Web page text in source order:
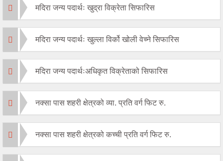
मदिरा जन्य पदार्थः खुद्रा विक्रेता सिफारिस
मदिरा जन्य पदार्थः खुल्ला विर्को खोली वेच्ने सिफारिस
मदिरा जन्य पदार्थःअधिकृत विक्रेताको सिफारिस
नक्सा पास शहरी क्षेत्रको व्या. प्रति वर्ग फिट रु.
नक्सा पास शहरी क्षेत्रको कच्ची प्रति वर्ग फिट रु.